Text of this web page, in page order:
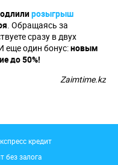
розыгрыш
. Обращаясь за
сразу в двух
еще один бонус:новым
до 50%!
Zaimtime.kz
кредит
без залога